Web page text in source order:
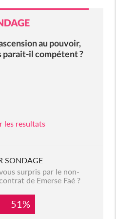
au pouvoir,
parait-il compétent ?
les resultats
SONDAGE
surpris par le non-
de Emerse Faé ?
51%